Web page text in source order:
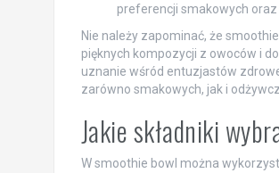
preferencji smakowych
Nie należy zapominać, że
pięknych kompozycji z owoców i
uznanie wśród entuzjastów
zarówno smakowych, jak i
Jakie składniki
W smoothie bowl można